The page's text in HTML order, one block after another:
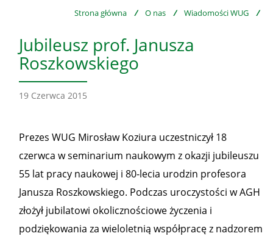
Strona główna / O nas / Wiadomości WUG /
Jubileusz prof. Janusza
Roszkowskiego
19 Czerwca 2015
Prezes WUG Mirosław Koziura uczestniczył 18
czerwca w seminarium naukowym z okazji jubileuszu
55 lat pracy naukowej i 80-lecia urodzin profesora
Janusza Roszkowskiego. Podczas uroczystości w AGH
złożył jubilatowi okolicznościowe życzenia i
podziękowania za wieloletnią współpracę z nadzorem